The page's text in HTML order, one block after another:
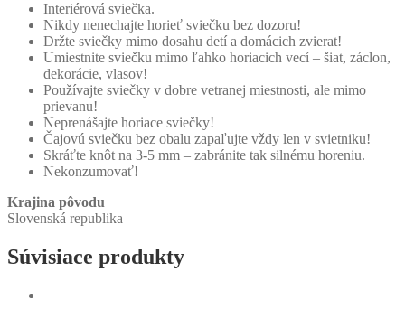
Interiérová sviečka.
Nikdy nenechajte horieť sviečku bez dozoru!
Držte sviečky mimo dosahu detí a domácich zvierat!
Umiestnite sviečku mimo ľahko horiacich vecí – šiat, záclon,
dekorácie, vlasov!
Používajte sviečky v dobre vetranej miestnosti, ale mimo
prievanu!
Neprenášajte horiace sviečky!
Čajovú sviečku bez obalu zapaľujte vždy len v svietniku!
Skráťte knôt na 3-5 mm – zabránite tak silnému horeniu.
Nekonzumovať!
Krajina pôvodu
Slovenská republika
Súvisiace produkty